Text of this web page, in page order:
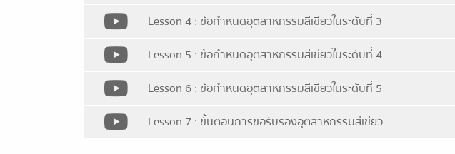
Lesson 4 : ข้อกำหนดอุตสาหกรรมสีเขียวในระดับที่ 3
Lesson 5 : ข้อกำหนดอุตสาหกรรมสีเขียวในระดับที่ 4
Lesson 6 : ข้อกำหนดอุตสาหกรรมสีเขียวในระดับที่ 5
Lesson 7 : ขั้นตอนการขอรับรองอุตสาหกรรมสีเขียว